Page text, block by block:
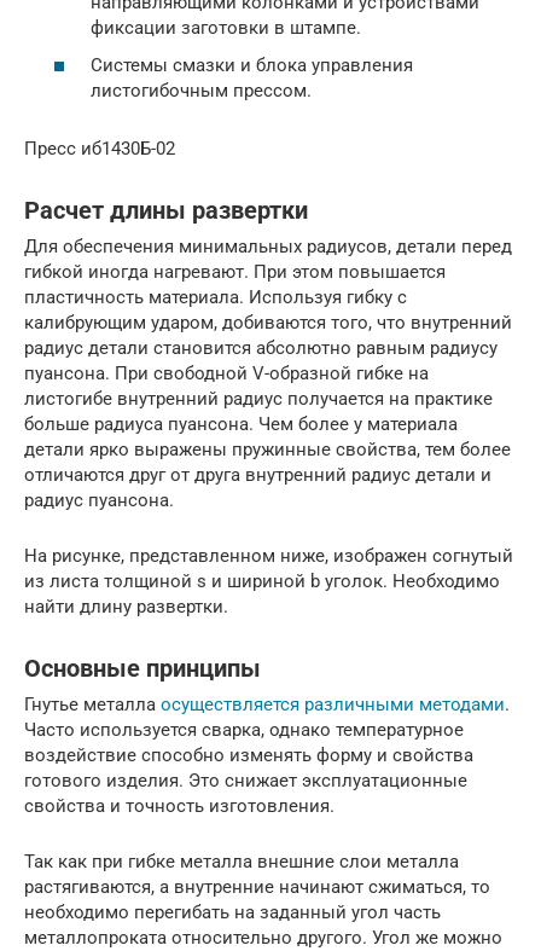
фиксации заготовки в штампе.
Системы смазки и блока управления
листогибочным прессом.
Пресс иб1430Б-02
Расчет длины развертки
Для обеспечения минимальных радиусов, детали перед
гибкой иногда нагревают. При этом повышается
пластичность материала. Используя гибку с
калибрующим ударом, добиваются того, что внутренний
радиус детали становится абсолютно равным радиусу
пуансона. При свободной V-образной гибке на
листогибе внутренний радиус получается на практике
больше радиуса пуансона. Чем более у материала
детали ярко выражены пружинные свойства, тем более
отличаются друг от друга внутренний радиус детали и
радиус пуансона.
На рисунке, представленном ниже, изображен согнутый
из листа толщиной s и шириной b уголок. Необходимо
найти длину развертки.
Основные принципы
Гнутье металла осуществляется различными методами.
Часто используется сварка, однако температурное
воздействие способно изменять форму и свойства
готового изделия. Это снижает эксплуатационные
свойства и точность изготовления.
Так как при гибке металла внешние слои металла
растягиваются, а внутренние начинают сжиматься, то
необходимо перегибать на заданный угол часть
металлопроката относительно другого. Угол же можно